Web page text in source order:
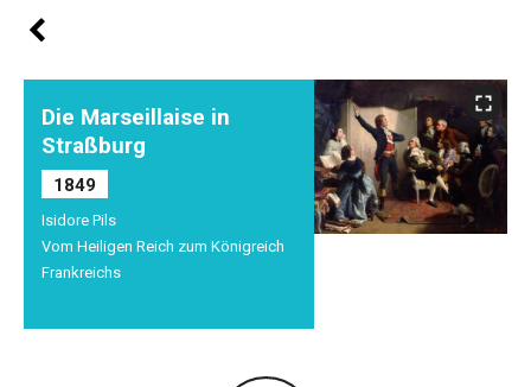
Die Marseillaise in
Straßburg
1849
Isidore Pils
Vom Heiligen Reich zum Königreich
Frankreichs